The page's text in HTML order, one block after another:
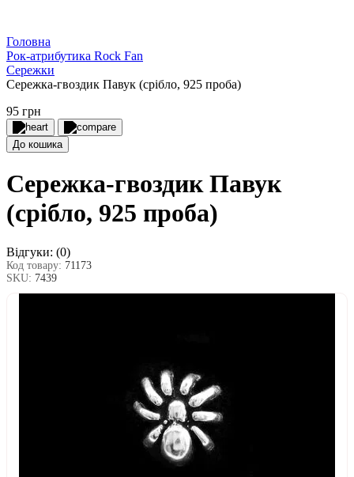
Головна
Рок-атрибутика Rock Fan
Сережки
Сережка-гвоздик Павук (срібло, 925 проба)
95 грн
До кошика
Сережка-гвоздик Павук
(срібло, 925 проба)
Відгуки: (0)
Код товару: 71173
SKU: 7439